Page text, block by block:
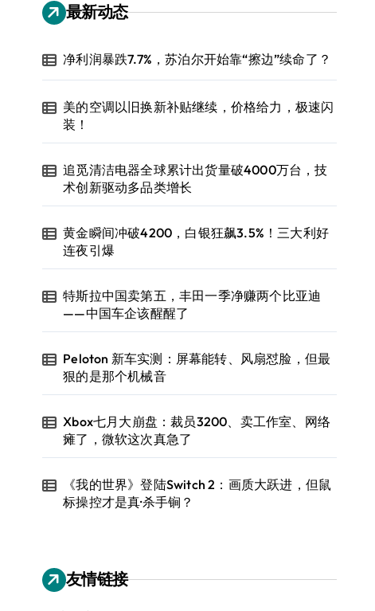
最新动态
净利润暴跌7.7%，苏泊尔开始靠“擦边”续命了？
美的空调以旧换新补贴继续，价格给力，极速闪
装！
追觅清洁电器全球累计出货量破4000万台，技
术创新驱动多品类增长
黄金瞬间冲破4200，白银狂飙3.5%！三大利好
连夜引爆
特斯拉中国卖第五，丰田一季净赚两个比亚迪
——中国车企该醒醒了
Peloton 新车实测：屏幕能转、风扇怼脸，但最
狠的是那个机械音
Xbox七月大崩盘：裁员3200、卖工作室、网络
瘫了，微软这次真急了
《我的世界》登陆Switch 2：画质大跃进，但鼠
标操控才是真·杀手锏？
友情链接